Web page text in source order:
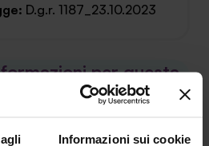
Informazioni sui cookie
D.g.r. 1187_23.10.2023
per questa
un nostro esperto ti